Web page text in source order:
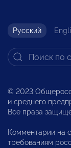
Русский
© 2023
и среднего
Все права
Комментарии на
требованиям